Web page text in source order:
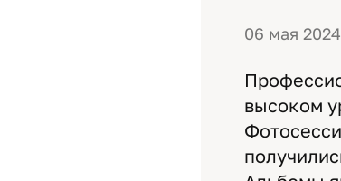
06 мая 2024
высоком